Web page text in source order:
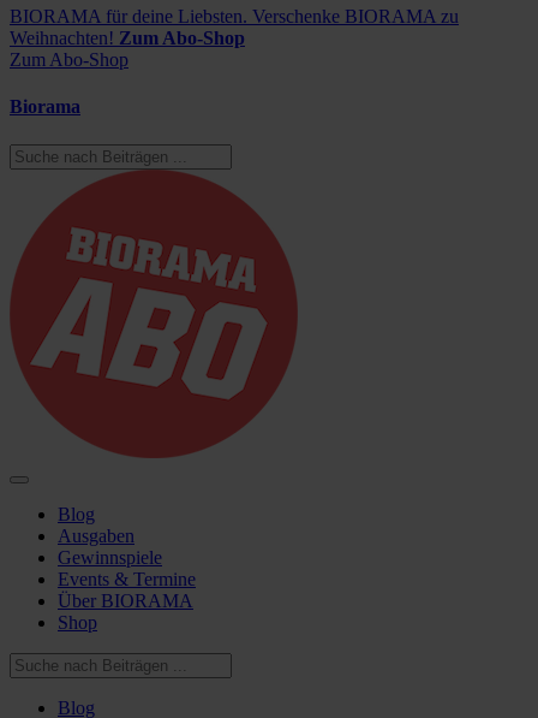
BIORAMA für deine Liebsten. Verschenke BIORAMA zu
Weihnachten! Zum Abo-Shop
Zum Abo-Shop
Biorama
Blog
Ausgaben
Gewinnspiele
Events & Termine
Über BIORAMA
Shop
Blog